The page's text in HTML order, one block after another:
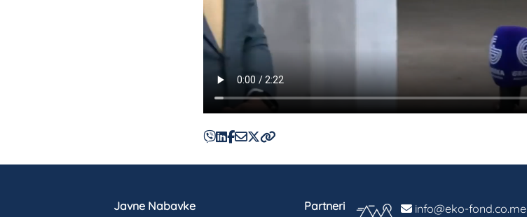
Javne Nabavke Partneri
info@eko-fond.co.me